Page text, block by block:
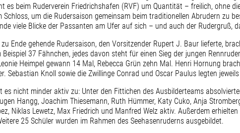
es beim Ruderverein Friedrichshafen (RVF) um Quantität – freilich, ohne
Schloss, um die Rudersaison gemeinsam beim traditionellen Abrudern zu
viele Blicke der Passanten am Ufer auf sich – und auch der Rudergruß,
Ende gehende Rudersaison, den Vorsitzender Rupert J. Baur lieferte,
Beispiel 37 Fähnchen, jedes davon steht für einen Sieg der jungen
Heimpel gewann 14 Mal, Rebecca Grün zehn Mal. Henri Hornung
Sebastian Knoll sowie die Zwillinge Conrad und Oscar Paulus legten
es nicht minder aktiv zu: Unter den Fittichen des Ausbilderteams
Hangg, Joachim Thiesemann, Ruth Hümmer, Katy Cuko, Anja
Niklas Lewetz, Max Friedrich und Manfred Welz aktiv. Außerdem
25 Schüler wurden im Rahmen des Seehasenruderns ausgebildet.